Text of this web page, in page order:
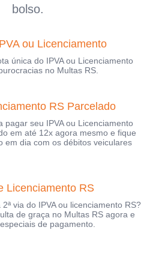
bolso.
ou Licenciamento
única do IPVA ou Licenciamento
no Multas RS.
RS Parcelado
pagar seu IPVA ou Licenciamento
em até 12x agora mesmo e fique
em dia com os débitos veiculares
Licenciamento RS
via do IPVA ou licenciamento RS?
de graça no Multas RS agora e
de pagamento.